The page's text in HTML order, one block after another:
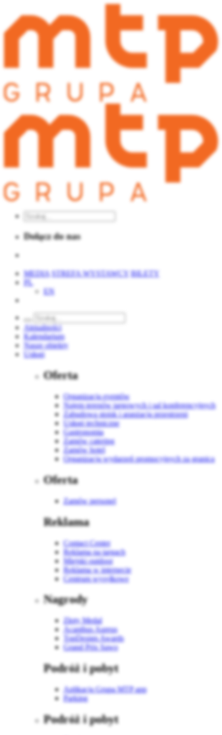
Dołącz do nas
MEDIA STREFA WYSTAWCY BILETY
PL
EN
Aktualności
Kalendarium
Nasze obiekty
Usługi
Oferta
Organizacja eventów
Najem terenów targowych i sal konferencyjnych
Zabudowa stoisk i aranżacja przestrzeni
Usługi techniczne
Gastronomia
Zamów catering
Zamów hotel
Organizacja wydarzeń promocyjnych za granicą
Oferta
Zamów personel
Reklama
Contact Center
Reklama na targach
Miejski outdoor
Reklama w internecie
Centrum wysyłkowe
Nagrody
Złoty Medal
Acanthus Aureus
TopDesign Awards
Grand Prix Sawo
Podróż i pobyt
Aplikacja Grupa MTP app
Parking
Podróż i pobyt